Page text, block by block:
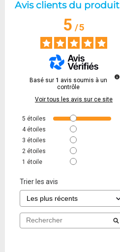
Avis clients du produit
5/5
Basé sur 1 avis soumis à un
contrôle
Voir tous les avis sur ce site
5 étoiles
4 étoiles
3 étoiles
2 étoiles
1 étoile
Trier les avis